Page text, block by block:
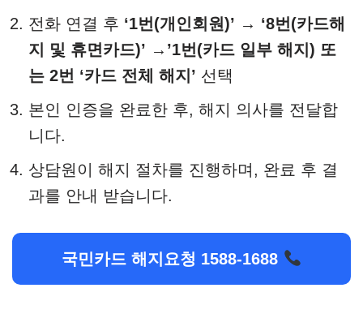
전화 연결 후 ‘1번(개인회원)’ → ‘8번(카드해
지 및 휴면카드)’ →’1번(카드 일부 해지) 또
는 2번 ‘카드 전체 해지’ 선택
본인 인증을 완료한 후, 해지 의사를 전달합
니다.​
상담원이 해지 절차를 진행하며, 완료 후 결
과를 안내 받습니다.
국민카드 해지요청 1588-1688